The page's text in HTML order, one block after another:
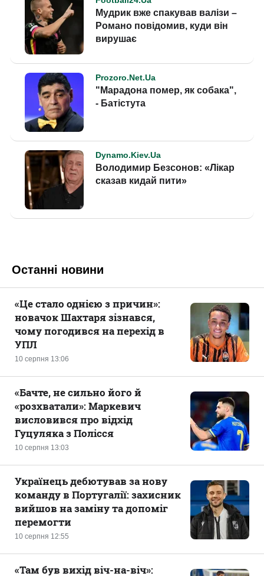
Останні новини
10 серпня 13:06
«Це стало однією з причин»:
новачок Шахтаря зізнався,
чому погодився на перехід в
УПЛ
10 серпня 13:03
«Бачте, не сильно його й
«розхватали»: Маркевич
висловився про відхід
Гуцуляка з Полісся
10 серпня 12:55
Українець дебютував за нову
команду в Португалії: захисник
вийшов на заміну та допоміг
перемогти
«Там був вихід віч-на-віч»: